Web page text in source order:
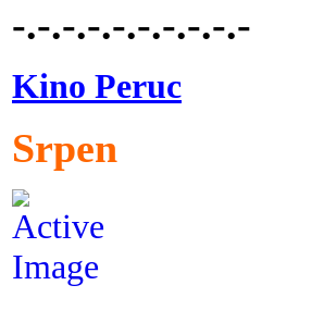
-.-.-.-.-.-.-.-.-.-
Kino Peruc
Srpen